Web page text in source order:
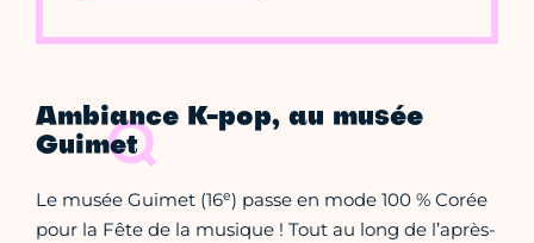
Ambiance K-pop, au musée
Guimet
Le musée Guimet (16e) passe en mode 100 % Corée
pour la Fête de la musique ! Tout au long de l’après-